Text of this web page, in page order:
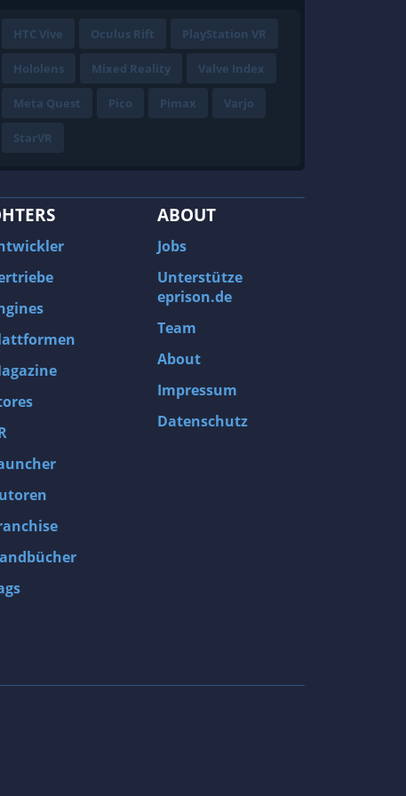
HTC Vive Oculus Rift PlayStation VR
Hololens Mixed Reality Valve Index
Meta Quest Pico Pimax Varjo
StarVR
ABOUT
Jobs
Unterstütze
eprison.de
Team
About
Impressum
Datenschutz